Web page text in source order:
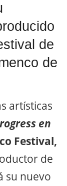
de
de
artísticas
en
Festival,
de
su nuevo